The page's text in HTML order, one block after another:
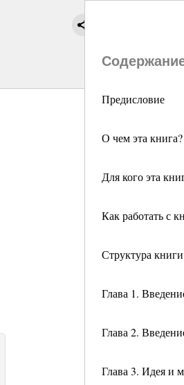
Предисловие
О чем эта книга?
Для кого эта
Как работать с
Структура книги
Глава 1.
Глава 2.
Глава 3. Идея и